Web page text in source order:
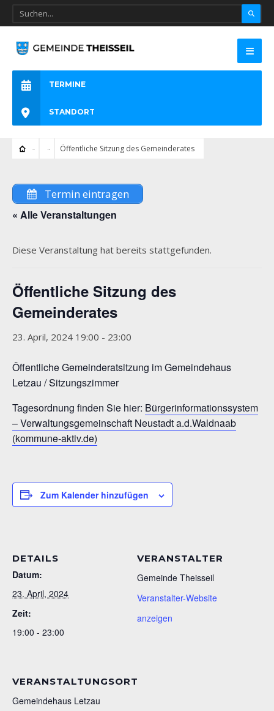
TERMINE
STANDORT
Öffentliche Sitzung des Gemeinderates
Termin eintragen
« Alle Veranstaltungen
Diese Veranstaltung hat bereits stattgefunden.
Öffentliche Sitzung des
Gemeinderates
23. April, 2024 19:00 - 23:00
Öffentliche Gemeinderatsitzung im Gemeindehaus
Letzau / Sitzungszimmer
Tagesordnung finden Sie hier: Bürgerinformationssystem
– Verwaltungsgemeinschaft Neustadt a.d.Waldnaab
(kommune-aktiv.de)
Zum Kalender hinzufügen
DETAILS
Datum:
23. April, 2024
Zeit:
19:00 - 23:00
VERANSTALTER
Gemeinde Theisseil
Veranstalter-Website
anzeigen
VERANSTALTUNGSORT
Gemeindehaus Letzau